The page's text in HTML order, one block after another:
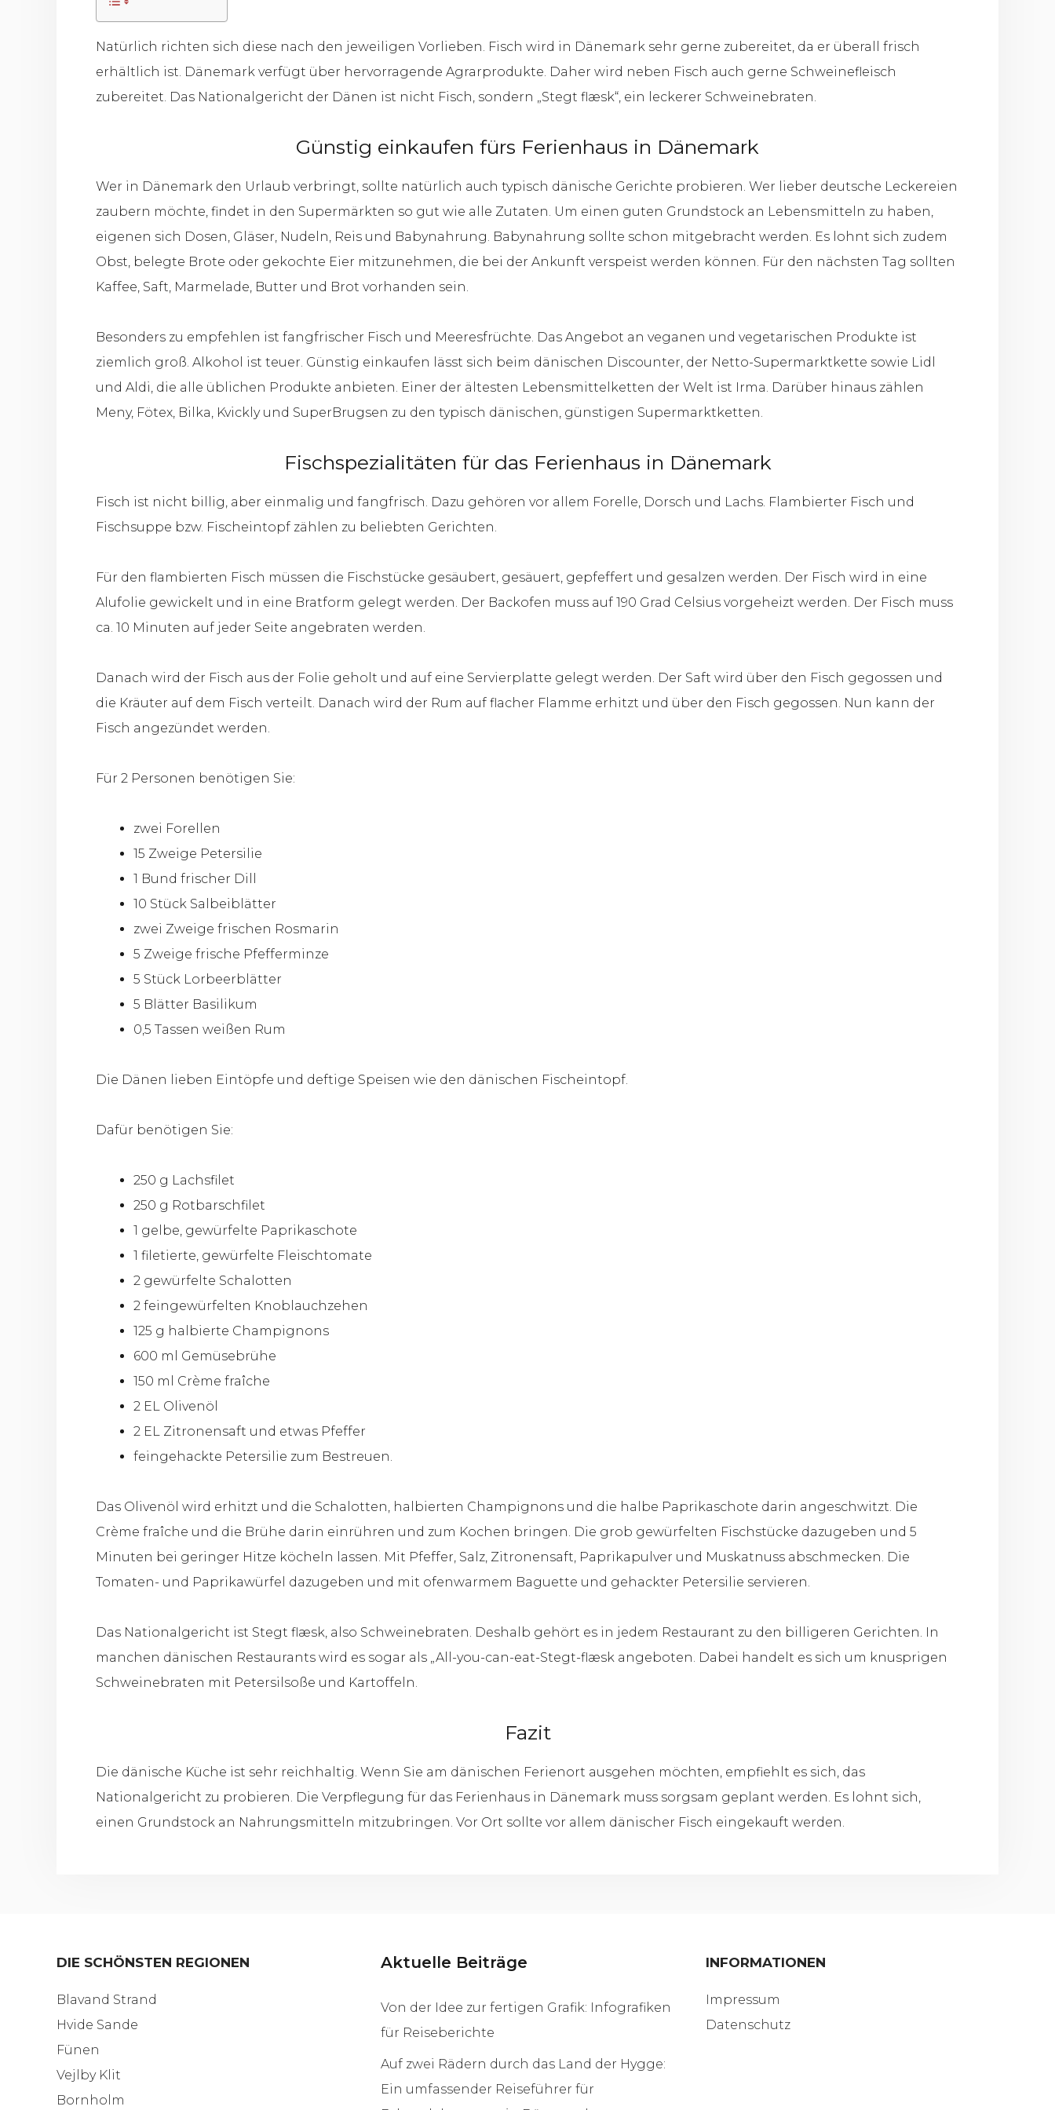
Natürlich richten sich diese nach den jeweiligen Vorlieben. Fisch wird in Dänemark sehr gerne zubereitet, da er überall frisch
erhältlich ist. Dänemark verfügt über hervorragende Agrarprodukte. Daher wird neben Fisch auch gerne Schweinefleisch
zubereitet. Das Nationalgericht der Dänen ist nicht Fisch, sondern „Stegt flæsk“, ein leckerer Schweinebraten.
Günstig einkaufen fürs Ferienhaus in Dänemark
Wer in Dänemark den Urlaub verbringt, sollte natürlich auch typisch dänische Gerichte probieren. Wer lieber deutsche Leckereien
zaubern möchte, findet in den Supermärkten so gut wie alle Zutaten. Um einen guten Grundstock an Lebensmitteln zu haben,
eigenen sich Dosen, Gläser, Nudeln, Reis und Babynahrung. Babynahrung sollte schon mitgebracht werden. Es lohnt sich zudem
Obst, belegte Brote oder gekochte Eier mitzunehmen, die bei der Ankunft verspeist werden können. Für den nächsten Tag sollten
Kaffee, Saft, Marmelade, Butter und Brot vorhanden sein.
Besonders zu empfehlen ist fangfrischer Fisch und Meeresfrüchte. Das Angebot an veganen und vegetarischen Produkte ist
ziemlich groß. Alkohol ist teuer. Günstig einkaufen lässt sich beim dänischen Discounter, der Netto-Supermarktkette sowie Lidl
und Aldi, die alle üblichen Produkte anbieten. Einer der ältesten Lebensmittelketten der Welt ist Irma. Darüber hinaus zählen
Meny, Fötex, Bilka, Kvickly und SuperBrugsen zu den typisch dänischen, günstigen Supermarktketten.
Fischspezialitäten für das Ferienhaus in Dänemark
Fisch ist nicht billig, aber einmalig und fangfrisch. Dazu gehören vor allem Forelle, Dorsch und Lachs. Flambierter Fisch und
Fischsuppe bzw. Fischeintopf zählen zu beliebten Gerichten.
Für den flambierten Fisch müssen die Fischstücke gesäubert, gesäuert, gepfeffert und gesalzen werden. Der Fisch wird in eine
Alufolie gewickelt und in eine Bratform gelegt werden. Der Backofen muss auf 190 Grad Celsius vorgeheizt werden. Der Fisch muss
ca. 10 Minuten auf jeder Seite angebraten werden.
Danach wird der Fisch aus der Folie geholt und auf eine Servierplatte gelegt werden. Der Saft wird über den Fisch gegossen und
die Kräuter auf dem Fisch verteilt. Danach wird der Rum auf flacher Flamme erhitzt und über den Fisch gegossen. Nun kann der
Fisch angezündet werden.
Für 2 Personen benötigen Sie:
zwei Forellen
15 Zweige Petersilie
1 Bund frischer Dill
10 Stück Salbeiblätter
zwei Zweige frischen Rosmarin
5 Zweige frische Pfefferminze
5 Stück Lorbeerblätter
5 Blätter Basilikum
0,5 Tassen weißen Rum
Die Dänen lieben Eintöpfe und deftige Speisen wie den dänischen Fischeintopf.
Dafür benötigen Sie:
250 g Lachsfilet
250 g Rotbarschfilet
1 gelbe, gewürfelte Paprikaschote
1 filetierte, gewürfelte Fleischtomate
2 gewürfelte Schalotten
2 feingewürfelten Knoblauchzehen
125 g halbierte Champignons
600 ml Gemüsebrühe
150 ml Crème fraîche
2 EL Olivenöl
2 EL Zitronensaft und etwas Pfeffer
feingehackte Petersilie zum Bestreuen.
Das Olivenöl wird erhitzt und die Schalotten, halbierten Champignons und die halbe Paprikaschote darin angeschwitzt. Die
Crème fraîche und die Brühe darin einrühren und zum Kochen bringen. Die grob gewürfelten Fischstücke dazugeben und 5
Minuten bei geringer Hitze köcheln lassen. Mit Pfeffer, Salz, Zitronensaft, Paprikapulver und Muskatnuss abschmecken. Die
Tomaten- und Paprikawürfel dazugeben und mit ofenwarmem Baguette und gehackter Petersilie servieren.
Das Nationalgericht ist Stegt flæsk, also Schweinebraten. Deshalb gehört es in jedem Restaurant zu den billigeren Gerichten. In
manchen dänischen Restaurants wird es sogar als „All-you-can-eat-Stegt-flæsk angeboten. Dabei handelt es sich um knusprigen
Schweinebraten mit Petersilsoße und Kartoffeln.
Fazit
Die dänische Küche ist sehr reichhaltig. Wenn Sie am dänischen Ferienort ausgehen möchten, empfiehlt es sich, das
Nationalgericht zu probieren. Die Verpflegung für das Ferienhaus in Dänemark muss sorgsam geplant werden. Es lohnt sich,
einen Grundstock an Nahrungsmitteln mitzubringen. Vor Ort sollte vor allem dänischer Fisch eingekauft werden.
DIE SCHÖNSTEN REGIONEN
Blavand Strand
Hvide Sande
Fünen
Vejlby Klit
Bornholm
Aktuelle Beiträge
Von der Idee zur fertigen Grafik: Infografiken
für Reiseberichte
Auf zwei Rädern durch das Land der Hygge:
Ein umfassender Reiseführer für
INFORMATIONEN
Impressum
Datenschutz